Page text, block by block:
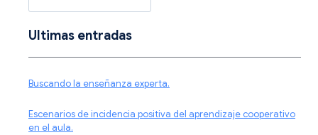
GUÍA
EL
RINCÓN
Ultimas entradas
Buscando la enseñanza experta.
Escenarios de incidencia positiva del aprendizaje cooperativo
en el aula.